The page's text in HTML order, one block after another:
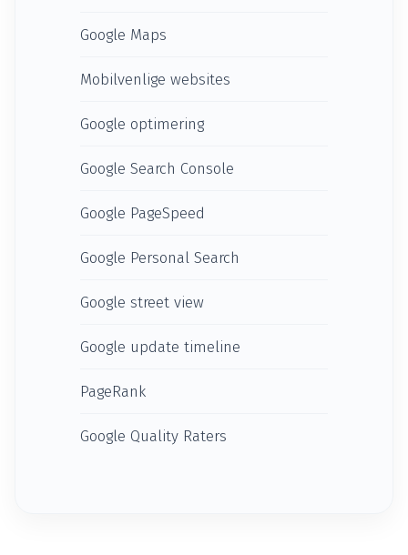
Google Maps
Mobilvenlige websites
Google optimering
Google Search Console
Google PageSpeed
Google Personal Search
Google street view
Google update timeline
PageRank
Google Quality Raters